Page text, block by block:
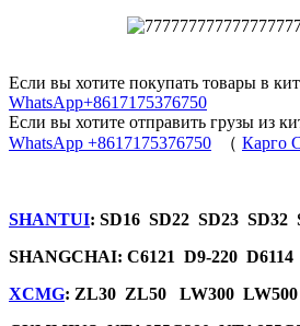
Если вы хотите покупать товары в
WhatsApp+8617175376750
Если вы хотите отправить грузы из
WhatsApp +8617175376750 （ Карго
SHANTUI: SD16 SD22 SD23
SHANGCHAI: C6121 D9-220 D6114
XCMG: ZL30 ZL50 LW300